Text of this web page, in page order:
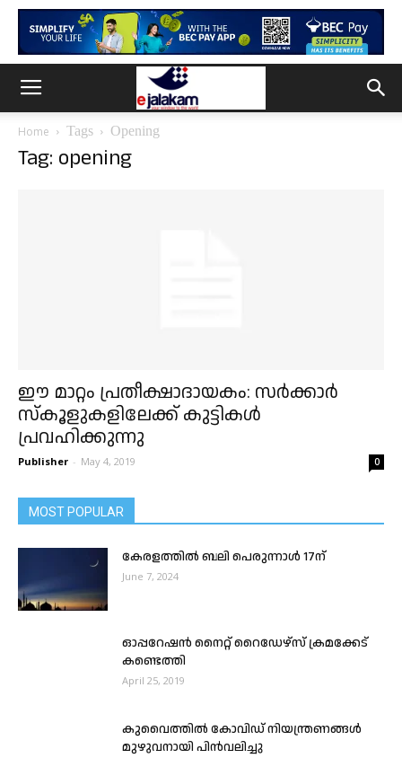
Home Tags Opening
Tag: opening
ഈ മാറ്റം പ്രതീക്ഷാദായകം: സർക്കാർ
സ്കൂളുകളിലേക്ക് കുട്ടികൾ
പ്രവഹിക്കുന്നു
Publisher - May 4, 2019 0
MOST POPULAR
കേരളത്തിൽ ബലി പെരുന്നാൾ 17ന്
June 7, 2024
ഓപ്പറേഷൻ നൈറ്റ് റൈഡേഴ്സ് ക്രമക്കേട്
കണ്ടെത്തി
April 25, 2019
കുവൈത്തിൽ കോവിഡ് നിയന്ത്രണങ്ങൾ
മുഴുവനായി പിൻവലിച്ചു